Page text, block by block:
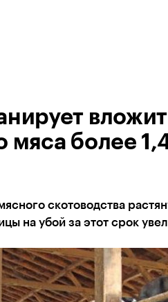
мяса более
скотоводства
на убой за этот срок